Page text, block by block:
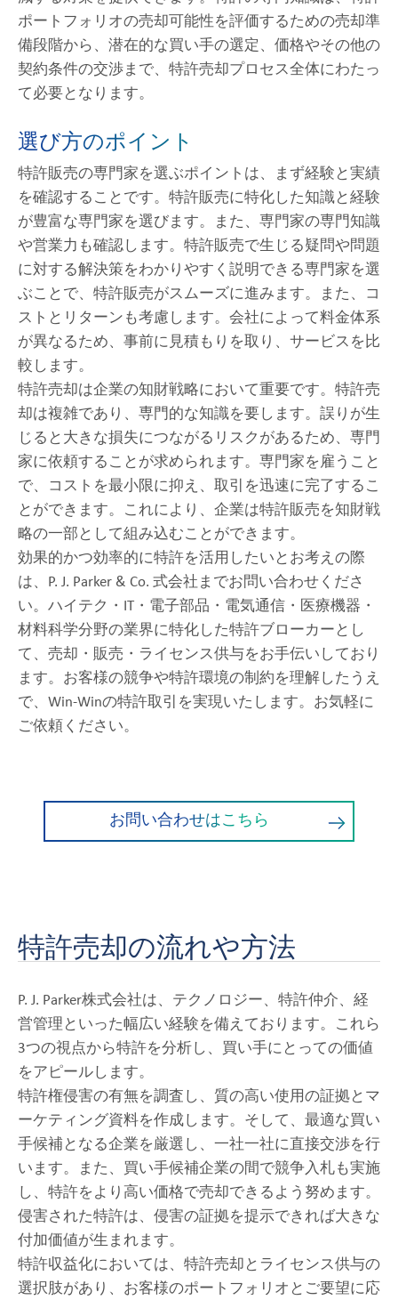
ポートフォリオの売却可能性を評価するための売却準
備段階から、潜在的な買い手の選定、価格やその他の
契約条件の交渉まで、特許売却プロセス全体にわたっ
て必要となります。
選び方のポイント
特許販売の専門家を選ぶポイントは、まず経験と実績
を確認することです。特許販売に特化した知識と経験
が豊富な専門家を選びます。また、専門家の専門知識
や営業力も確認します。特許販売で生じる疑問や問題
に対する解決策をわかりやすく説明できる専門家を選
ぶことで、特許販売がスムーズに進みます。また、コ
ストとリターンも考慮します。会社によって料金体系
が異なるため、事前に見積もりを取り、サービスを比
較します。
特許売却は企業の知財戦略において重要です。特許売
却は複雑であり、専門的な知識を要します。誤りが生
じると大きな損失につながるリスクがあるため、専門
家に依頼することが求められます。専門家を雇うこと
で、コストを最小限に抑え、取引を迅速に完了するこ
とができます。これにより、企業は特許販売を知財戦
略の一部として組み込むことができます。
効果的かつ効率的に特許を活用したいとお考えの際
は、P. J. Parker & Co. 式会社までお問い合わせくださ
い。ハイテク・IT・電子部品・電気通信・医療機器・
材料科学分野の業界に特化した特許ブローカーとし
て、売却・販売・ライセンス供与をお手伝いしており
ます。お客様の競争や特許環境の制約を理解したうえ
で、Win-Winの特許取引を実現いたします。お気軽に
ご依頼ください。
お問い合わせはこちら
特許売却の流れや方法
P. J. Parker株式会社は、テクノロジー、特許仲介、経
営管理といった幅広い経験を備えております。これら
3つの視点から特許を分析し、買い手にとっての価値
をアピールします。
特許権侵害の有無を調査し、質の高い使用の証拠とマ
ーケティング資料を作成します。そして、最適な買い
手候補となる企業を厳選し、一社一社に直接交渉を行
います。また、買い手候補企業の間で競争入札も実施
し、特許をより高い価格で売却できるよう努めます。
侵害された特許は、侵害の証拠を提示できれば大きな
付加価値が生まれます。
特許収益化においては、特許売却とライセンス供与の
選択肢があり、お客様のポートフォリオとご要望に応